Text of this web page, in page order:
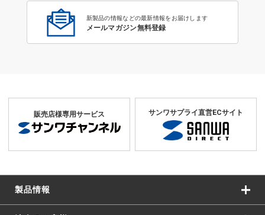
新製品の情報などの最新情報をお届けします
メールマガジン無料登録
販売店様専用サービス サンワサプライ直営ECサイト
製品情報